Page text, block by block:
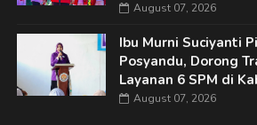
August 07, 2026
Ibu Murni Suciyanti
Posyandu, Dorong
Layanan 6 SPM di
August 07, 2026